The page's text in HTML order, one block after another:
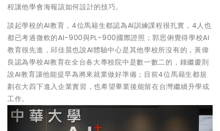
程讓他學會海報該如何設計的技巧。
談起學校的AI教育，4位馬籍生都認為AI訓練課程很扎實，4人也
都已考過微軟的AI-900與PL-900國際證照；郭思俐覺得學校AI
教育很先進，邱佳晨也說AI體驗中心是其他學校所沒有的，黃偉
良認為學校AI教育在全台各大專校院中是數一數二的，鍾繼慶則
說AI教育讓他能提早為將來就業做好準備；目前4位馬籍生都規
劃在大四下進入企業實習，也希望畢業後能留在台灣繼續升學或
工作。